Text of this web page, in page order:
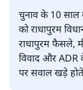
चुनाव के 10 साल
को राधापुरम
राधापुरम फैसले,
विवाद और ADR
पर सवाल खड़े